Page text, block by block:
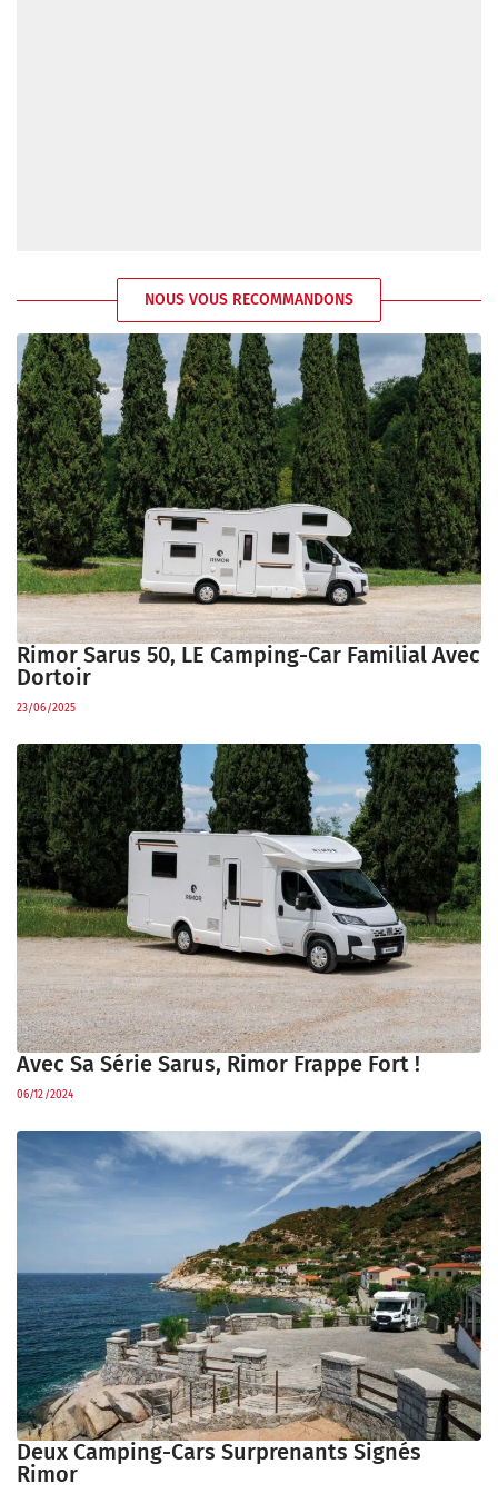
NOUS VOUS RECOMMANDONS
Rimor Sarus 50, LE Camping-Car Familial Avec
Dortoir
23/06/2025
Avec Sa Série Sarus, Rimor Frappe Fort !
06/12/2024
Deux Camping-Cars Surprenants Signés
Rimor